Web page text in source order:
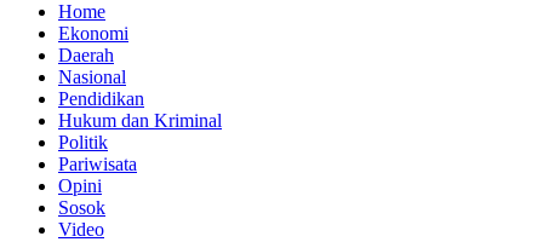
Home
Ekonomi
Daerah
Nasional
Pendidikan
Hukum dan Kriminal
Politik
Pariwisata
Opini
Sosok
Video